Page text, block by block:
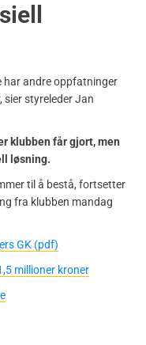
har andre oppfatninger
sier styreleder Jan
klubben får gjort, men
løsning.
til å bestå, fortsetter
fra klubben mandag
GK (pdf)
millioner kroner